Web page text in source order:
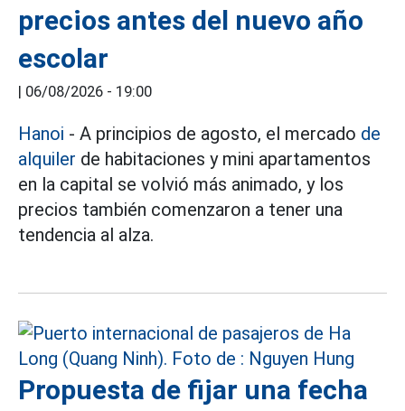
precios antes del nuevo año
escolar
06/08/2026 - 19:00
Hanoi - A principios de agosto, el mercado de
alquiler de habitaciones y mini apartamentos
en la capital se volvió más animado, y los
precios también comenzaron a tener una
tendencia al alza.
Propuesta de fijar una fecha